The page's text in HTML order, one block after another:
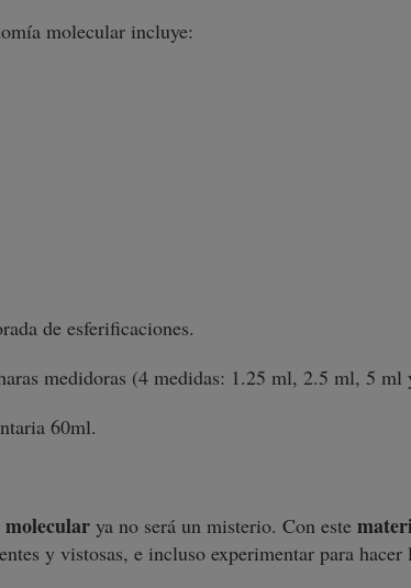
molecular incluye:
de esferificaciones.
medidoras (4 medidas: 1.25 ml, 2.5 ml, 5 ml
60ml.
ya no será un misterio. Con este
y vistosas, e incluso experimentar para hacer